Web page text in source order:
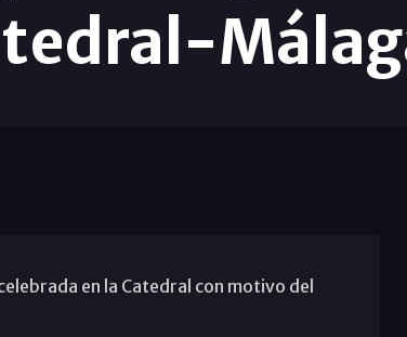
en la Catedral con motivo del